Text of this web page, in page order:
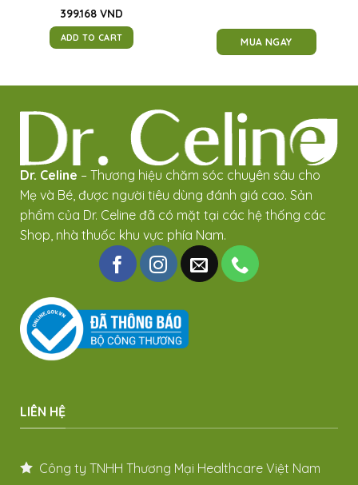
399.168 VND
ADD TO CART MUA NGAY
Dr. Celine – Thương hiệu chăm sóc chuyên sâu cho
Mẹ và Bé, được người tiêu dùng đánh giá cao. Sản
phẩm của Dr. Celine đã có mặt tại các hệ thống các
Shop, nhà thuốc khu vực phía Nam.
LIÊN HỆ
Công ty TNHH Thương Mại Healthcare Việt Nam